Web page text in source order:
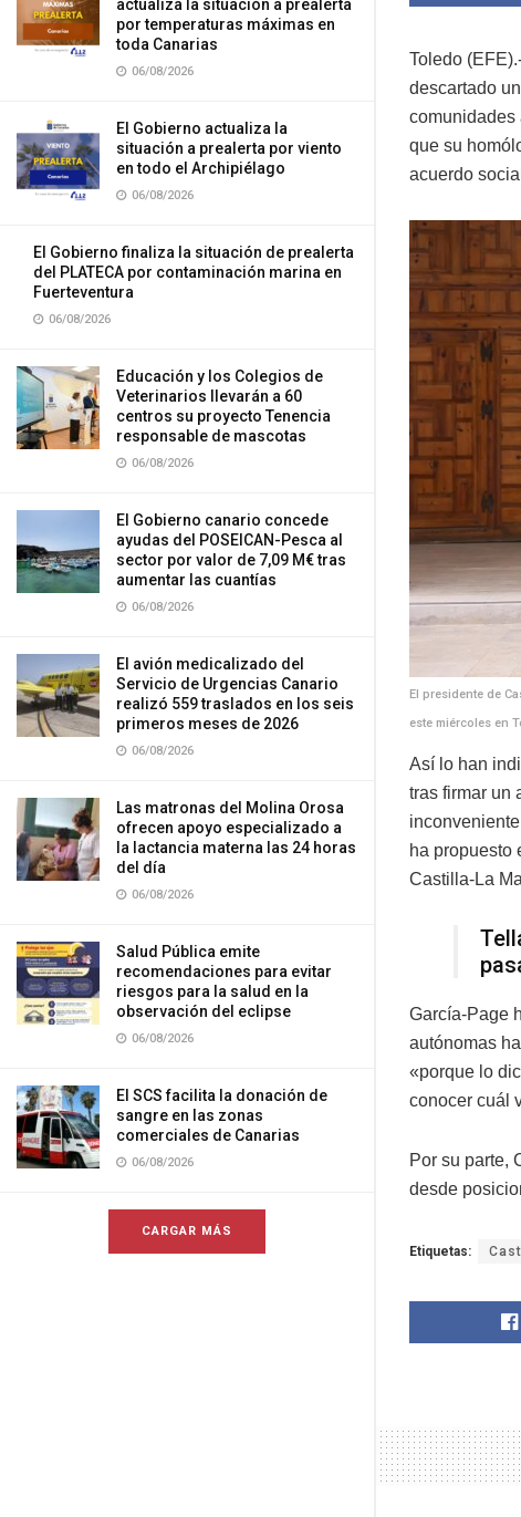
actualiza la situación a prealerta
por temperaturas máximas en
toda Canarias
06/08/2026
El Gobierno actualiza la
situación a prealerta por viento
en todo el Archipiélago
06/08/2026
El Gobierno finaliza la situación de prealerta
del PLATECA por contaminación marina en
Fuerteventura
06/08/2026
Educación y los Colegios de
Veterinarios llevarán a 60
centros su proyecto Tenencia
responsable de mascotas
06/08/2026
El Gobierno canario concede
ayudas del POSEICAN-Pesca al
sector por valor de 7,09 M€ tras
aumentar las cuantías
06/08/2026
El avión medicalizado del
Servicio de Urgencias Canario
realizó 559 traslados en los seis
primeros meses de 2026
06/08/2026
Las matronas del Molina Orosa
ofrecen apoyo especializado a
la lactancia materna las 24 horas
del día
06/08/2026
Salud Pública emite
recomendaciones para evitar
riesgos para la salud en la
observación del eclipse
06/08/2026
El SCS facilita la donación de
sangre en las zonas
comerciales de Canarias
06/08/2026
CARGAR MÁS
Toledo
descartado
comunidades
que su
acuerdo
El presidente de
este miércoles en
Así lo han
tras firmar un
ha propuesto
Castilla-La
García-Page
autónomas
«porque lo
conocer cuál
Por su parte,
desde
Etiquetas: